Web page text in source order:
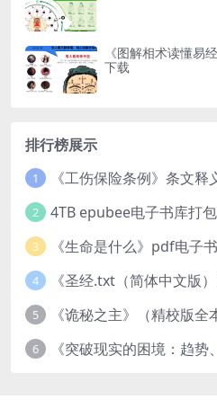
《图解相术读懂易
下载
排行榜展示
1 《工伤保险条例》条文
2 4TB epubee电子书库打
3 《生命是什么》pdf电子
4
5
6